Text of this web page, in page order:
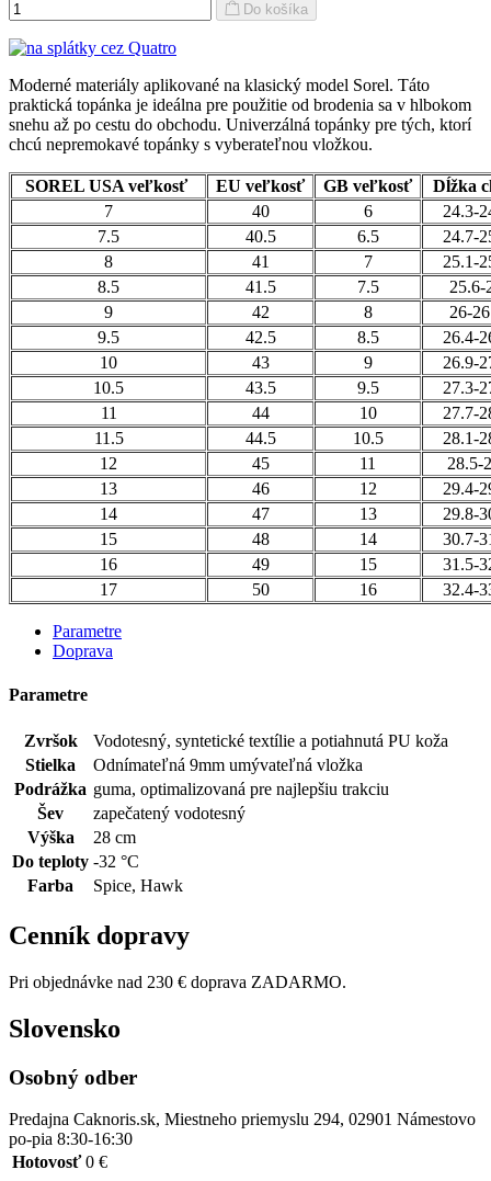
Do košíka
Moderné materiály aplikované na klasický model Sorel. Táto
praktická topánka je ideálna pre použitie od brodenia sa v hlbokom
snehu až po cestu do obchodu. Univerzálná topánky pre tých, ktorí
chcú nepremokavé topánky s vyberateľnou vložkou.
SOREL USA veľkosť EU veľkosť GB veľkosť
Dĺžka
7
40 6
24.3-
7.5
40.5 6.5
24.7-
8
41 7
25.1-
8.5
41.5 7.5
25.6-
9
42 8
26-
9.5
42.5 8.5
26.4-
10
43 9
26.9-
10.5
43.5 9.5
27.3-
11
44 10
27.7-
11.5
44.5 10.5
28.1-
12
45 11
28.5-
13
46 12
29.4-
14
47 13
29.8-
15
48 14
30.7-
16
49 15
31.5-
17
50 16 32.4-
Parametre
Doprava
Parametre
Zvršok
Vodotesný, syntetické textílie a potiahnutá PU koža
Stielka
Odnímateľná 9mm umývateľná vložka
Podrážka guma, optimalizovaná pre najlepšiu trakciu
Šev
zapečatený vodotesný
Výška
28 cm
Do teploty -32 °C
Farba
Spice, Hawk
Cenník dopravy
Pri objednávke nad 230 € doprava ZADARMO.
Slovensko
Osobný odber
Predajna Caknoris.sk, Miestneho priemyslu 294, 02901 Námestovo
po-pia 8:30-16:30
Hotovosť 0 €